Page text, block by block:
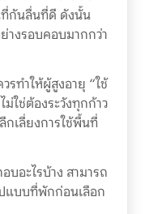
ที่กันลื่นที่ดี ดังนั้น
างรอบคอบมากกว่า
ทำให้ผู้สูงอายุ “ใช้
ม่ใช่ต้องระวังทุกก้าว
เลี่ยงการใช้พื้นที่
บอะไรบ้าง สามารถ
แบบที่พักก่อนเลือก